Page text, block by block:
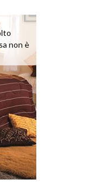
non è